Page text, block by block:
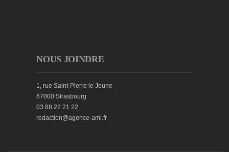
NOUS JOINDRE
1, rue Saint-Pierre le Jeune
67000 Strasbourg
03 88 22 21 22
redaction@agence-ami.fr